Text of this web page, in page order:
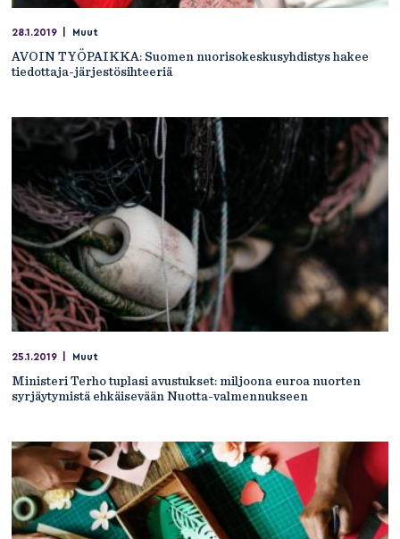
28.1.2019 Muut
AVOIN TYÖPAIKKA: Suomen nuorisokeskusyhdistys hakee
tiedottaja-järjestösihteeriä
25.1.2019 Muut
Ministeri Terho tuplasi avustukset: miljoona euroa nuorten
syrjäytymistä ehkäisevään Nuotta-valmennukseen